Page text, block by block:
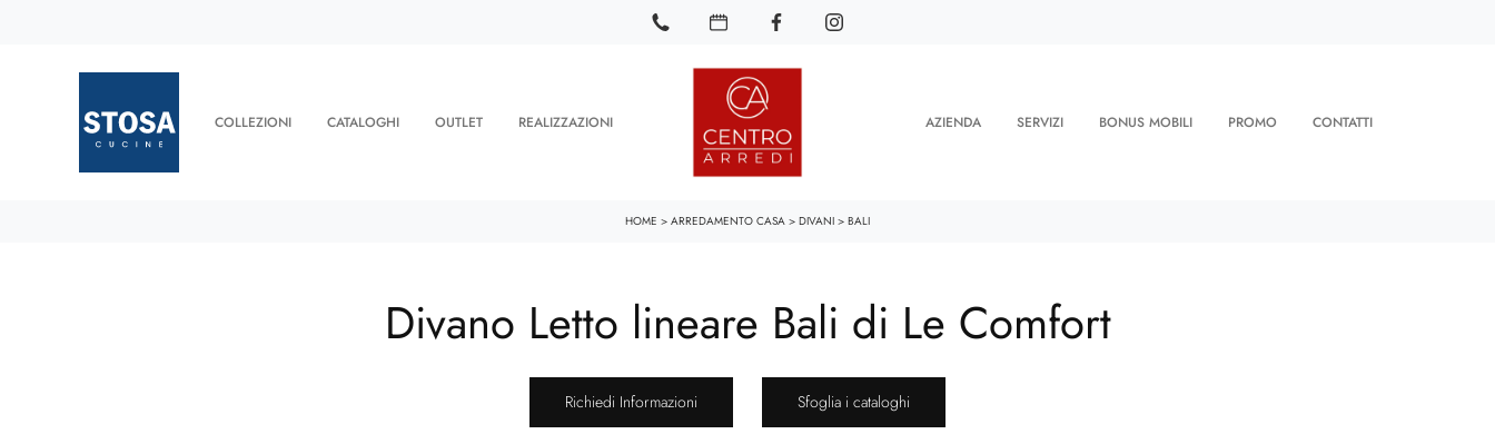
COLLEZIONI CATALOGHI OUTLET REALIZZAZIONI AZIENDA SERVIZI BONUS MOBILI PROMO CONTATTI
HOME > ARREDAMENTO CASA > DIVANI > BALI
Divano Letto lineare Bali di Le Comfort
Richiedi Informazioni Sfoglia i cataloghi